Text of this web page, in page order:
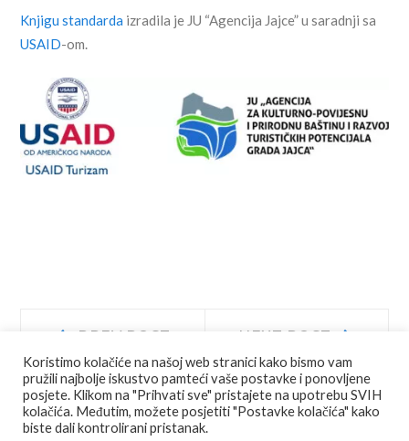
Knjigu standarda izradila je JU “Agencija Jajce” u saradnji sa
USAID-om.
Navigacija
objava
PREV POST NEXT POST
Koristimo kolačiće na našoj web stranici kako bismo vam
pružili najbolje iskustvo pamteći vaše postavke i ponovljene
posjete. Klikom na "Prihvati sve" pristajete na upotrebu SVIH
kolačića. Međutim, možete posjetiti "Postavke kolačića" kako
biste dali kontrolirani pristanak.